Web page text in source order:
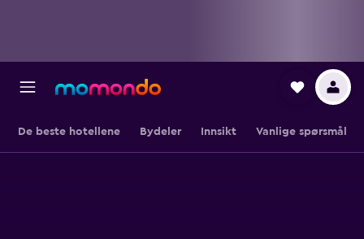
De beste hotellene Bydeler Innsikt Vanlige spørsmål